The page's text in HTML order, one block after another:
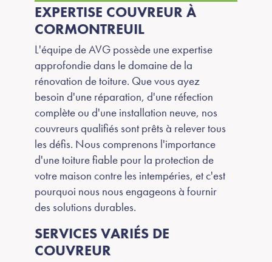
EXPERTISE COUVREUR À
CORMONTREUIL
L'équipe de AVG possède une expertise
approfondie dans le domaine de la
rénovation de toiture. Que vous ayez
besoin d'une réparation, d'une réfection
complète ou d'une installation neuve, nos
couvreurs qualifiés sont prêts à relever tous
les défis. Nous comprenons l'importance
d'une toiture fiable pour la protection de
votre maison contre les intempéries, et c'est
pourquoi nous nous engageons à fournir
des solutions durables.
SERVICES VARIÉS DE
COUVREUR